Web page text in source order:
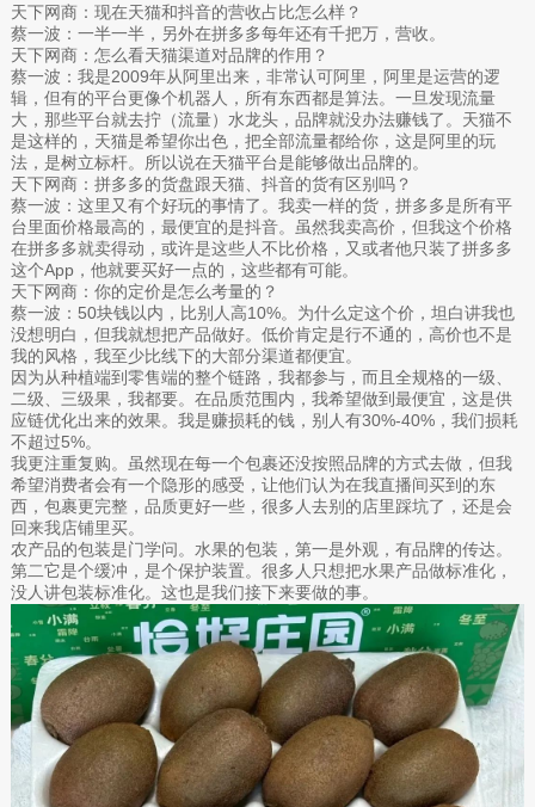
天下网商：现在天猫和抖音的营收占比怎么样？
蔡一波：一半一半，另外在拼多多每年还有千把万，营收。
天下网商：怎么看天猫渠道对品牌的作用？
蔡一波：我是2009年从阿里出来，非常认可阿里，阿里是运营的逻
辑，但有的平台更像个机器人，所有东西都是算法。一旦发现流量
大，那些平台就去拧（流量）水龙头，品牌就没办法赚钱了。天猫不
是这样的，天猫是希望你出色，把全部流量都给你，这是阿里的玩
法，是树立标杆。所以说在天猫平台是能够做出品牌的。
天下网商：拼多多的货盘跟天猫、抖音的货有区别吗？
蔡一波：这里又有个好玩的事情了。我卖一样的货，拼多多是所有平
台里面价格最高的，最便宜的是抖音。虽然我卖高价，但我这个价格
在拼多多就卖得动，或许是这些人不比价格，又或者他只装了拼多多
这个App，他就要买好一点的，这些都有可能。
天下网商：你的定价是怎么考量的？
蔡一波：50块钱以内，比别人高10%。为什么定这个价，坦白讲我也
没想明白，但我就想把产品做好。低价肯定是行不通的，高价也不是
我的风格，我至少比线下的大部分渠道都便宜。
因为从种植端到零售端的整个链路，我都参与，而且全规格的一级、
二级、三级果，我都要。在品质范围内，我希望做到最便宜，这是供
应链优化出来的效果。我是赚损耗的钱，别人有30%-40%，我们损耗
不超过5%。
我更注重复购。虽然现在每一个包裹还没按照品牌的方式去做，但我
希望消费者会有一个隐形的感受，让他们认为在我直播间买到的东
西，包裹更完整，品质更好一些，很多人去别的店里踩坑了，还是会
回来我店铺里买。
农产品的包装是门学问。水果的包装，第一是外观，有品牌的传达。
第二它是个缓冲，是个保护装置。很多人只想把水果产品做标准化，
没人讲包装标准化。这也是我们接下来要做的事。